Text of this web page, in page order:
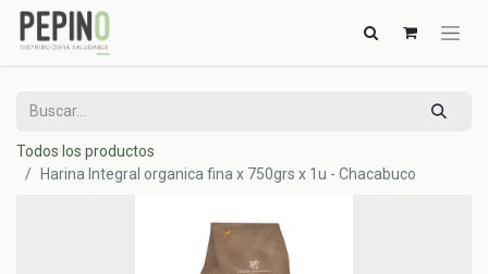
Todos los productos
Harina Integral organica fina x 750grs x 1u - Chacabuco